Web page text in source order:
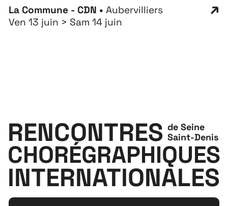
La Commune - CDN •Aubervilliers
Ven 13 juin > Sam 14 juin
RENCONTRES
CHORÉGRAPHIQUES
INTERNATIONALES
de Seine
Saint-Denis